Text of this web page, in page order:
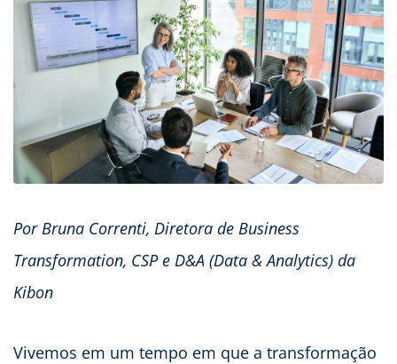
Por Bruna Correnti, Diretora de Business
Transformation, CSP e D&A (Data & Analytics) da
Kibon
Vivemos em um tempo em que a transformação